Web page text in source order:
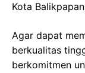
Kota
Agar dapat
berkualitas
berkomitmen